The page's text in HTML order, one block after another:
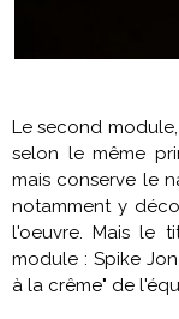
Le second module,
selon le même
mais conserve le
notamment y
l'oeuvre. Mais le
module : Spike
à la crême" de